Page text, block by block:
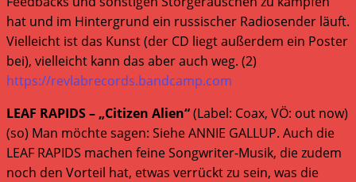
hat und im Hintergrund ein russischer Radiosender läuft.
Vielleicht ist das Kunst (der CD liegt außerdem ein Poster
bei), vielleicht kann das aber auch weg. (2)
https://revlabrecords.bandcamp.com
LEAF RAPIDS – „Citizen Alien“(Label: Coax, VÖ: out now)
(so) Man möchte sagen: Siehe ANNIE GALLUP. Auch die
LEAF RAPIDS machen feine Songwriter-Musik, die zudem
noch den Vorteil hat, etwas verrückt zu sein, was die